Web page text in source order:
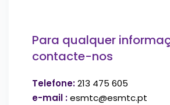
Para qualquer
contacte-nos
Telefone:213 475 605
e-mail :esmtc@esmtc.pt